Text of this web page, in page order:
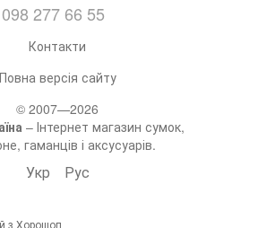
098 277 66 55
Контакти
Повна версія сайту
© 2007—2026
– Інтернет магазин сумок,
гаманців і аксусуарів.
Укр Рус
з Хорошоп